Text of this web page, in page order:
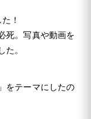
！
死。写真や動画を
。
をテーマにしたの